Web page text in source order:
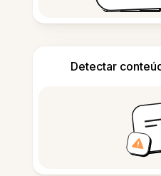
Detectar